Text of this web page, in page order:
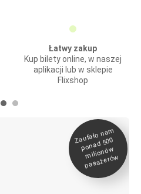
Łatwy zakup
Kup bilety online, w naszej
aplikacji lub w sklepie
Flixshop
Zaufało na
m
ponad 500
milionó
w
pasażeró
w